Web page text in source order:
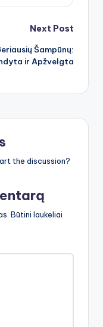
Next Post
Šampūnų:
ir Apžvelgta
the discussion?
Būtini laukeliai